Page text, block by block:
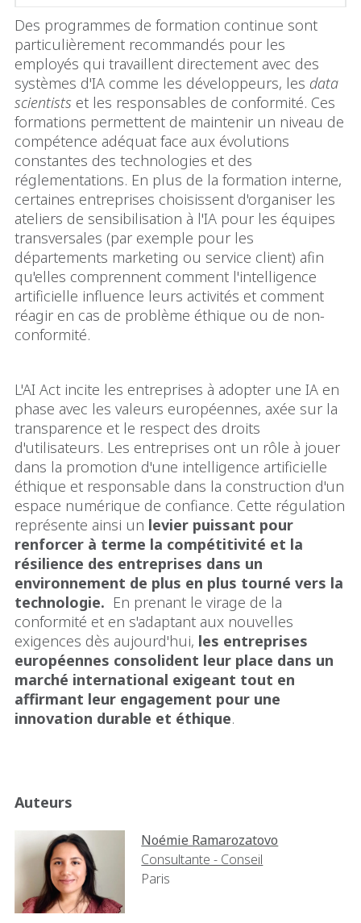
Des programmes de formation continue sont
particulièrement recommandés pour les
employés qui travaillent directement avec des
systèmes d'IA comme les développeurs, les data
scientists et les responsables de conformité. Ces
formations permettent de maintenir un niveau de
compétence adéquat face aux évolutions
constantes des technologies et des
réglementations. En plus de la formation interne,
certaines entreprises choisissent d'organiser les
ateliers de sensibilisation à l'IA pour les équipes
transversales (par exemple pour les
départements marketing ou service client) afin
qu'elles comprennent comment l'intelligence
artificielle influence leurs activités et comment
réagir en cas de problème éthique ou de non-
conformité.
L'AI Act incite les entreprises à adopter une IA en
phase avec les valeurs européennes, axée sur la
transparence et le respect des droits
d'utilisateurs. Les entreprises ont un rôle à jouer
dans la promotion d'une intelligence artificielle
éthique et responsable dans la construction d'un
espace numérique de confiance. Cette régulation
représente ainsi un levier puissant pour
renforcer à terme la compétitivité et la
résilience des entreprises dans un
environnement de plus en plus tourné vers la
technologie. En prenant le virage de la
conformité et en s'adaptant aux nouvelles
exigences dès aujourd'hui, les entreprises
européennes consolident leur place dans un
marché international exigeant tout en
affirmant leur engagement pour une
innovation durable et éthique.
Auteurs
Noémie Ramarozatovo
Consultante - Conseil
Paris